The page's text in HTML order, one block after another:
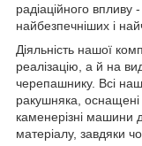
радіаційного
найбезпечніших і
Діяльність нашої
реалізацію, а й на
черепашнику. Всі
ракушняка, оснащені
каменерізні машини
матеріалу, завдяки